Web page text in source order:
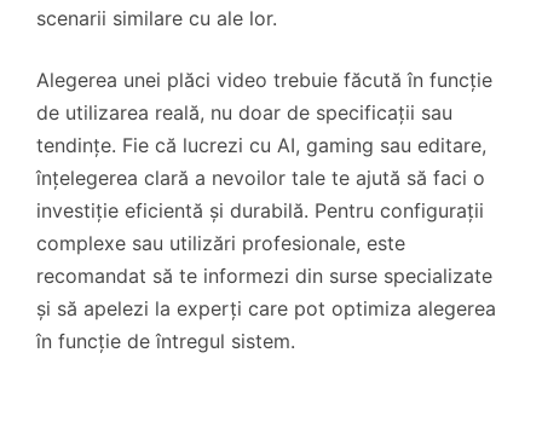
scenarii similare cu ale lor.
Alegerea unei plăci video trebuie făcută în funcție
de utilizarea reală, nu doar de specificații sau
tendințe. Fie că lucrezi cu AI, gaming sau editare,
înțelegerea clară a nevoilor tale te ajută să faci o
investiție eficientă și durabilă. Pentru configurații
complexe sau utilizări profesionale, este
recomandat să te informezi din surse specializate
și să apelezi la experți care pot optimiza alegerea
în funcție de întregul sistem.